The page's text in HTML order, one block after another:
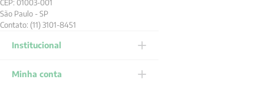
CEP: 01003-001
São Paulo - SP
Contato: (11) 3101-8451
Institucional
Minha conta